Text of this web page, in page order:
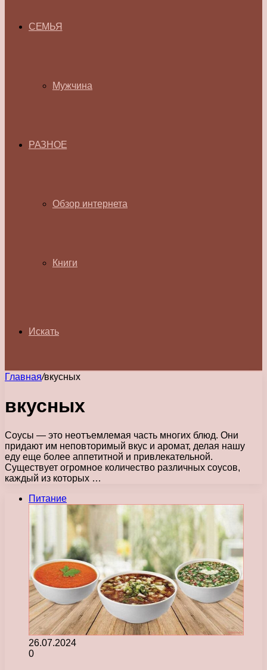
СЕМЬЯ
Мужчина
РАЗНОЕ
Обзор интернета
Книги
Искать
Главная/вкусных
вкусных
Соусы — это неотъемлемая часть многих блюд. Они
придают им неповторимый вкус и аромат, делая нашу
еду еще более аппетитной и привлекательной.
Существует огромное количество различных соусов,
каждый из которых …
Питание
26.07.2024
0